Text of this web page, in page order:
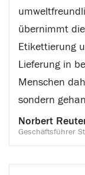
übernimmt
Etikettierung
Lieferung in
Menschen
sondern
Norbert
Geschäftsführer